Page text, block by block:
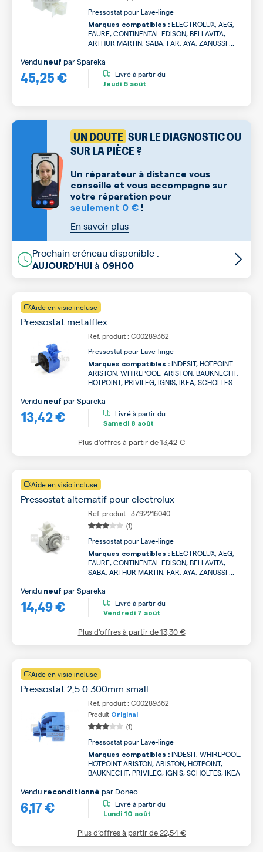
Pressostat pour Lave-linge
Marques compatibles : ELECTROLUX, AEG,
FAURE, CONTINENTAL EDISON, BELLAVITA,
ARTHUR MARTIN, SABA, FAR, AYA, ZANUSSI ...
45,25 €
Vendu neuf parSpareka
Livré à partir du
Jeudi 6 août
UN DOUTE SUR LE DIAGNOSTIC OU
SUR LA PIÈCE ?
Un réparateur à distance vous
conseille et vous accompagne sur
votre réparation pour
seulement 0 € !
En savoir plus
Prochain créneau disponible :
AUJOURD'HUI à 09H00
Aide en visio incluse
Pressostat metalflex
Ref. produit : C00289362
Pressostat pour Lave-linge
Marques compatibles : INDESIT, HOTPOINT
ARISTON, WHIRLPOOL, ARISTON, BAUKNECHT,
HOTPOINT, PRIVILEG, IGNIS, IKEA, SCHOLTES ...
13,42 €
Vendu neuf parSpareka
Livré à partir du
Samedi 8 août
Plus d’offres à partir de13,42 €
Aide en visio incluse
Pressostat alternatif pour electrolux
Ref. produit : 3792216040
(1)
Pressostat pour Lave-linge
Marques compatibles : ELECTROLUX, AEG,
FAURE, CONTINENTAL EDISON, BELLAVITA,
SABA, ARTHUR MARTIN, FAR, AYA, ZANUSSI ...
14,49 €
Vendu neuf parSpareka
Livré à partir du
Vendredi 7 août
Plus d’offres à partir de13,30 €
Aide en visio incluse
Pressostat 2,5 0:300mm small
Ref. produit : C00289362
Produit Original
(1)
Pressostat pour Lave-linge
Marques compatibles : INDESIT, WHIRLPOOL,
HOTPOINT ARISTON, ARISTON, HOTPOINT,
BAUKNECHT, PRIVILEG, IGNIS, SCHOLTES, IKEA
6,17 €
Vendu reconditionné par Doneo
Livré à partir du
Lundi 10 août
Plus d’offres à partir de22,54 €